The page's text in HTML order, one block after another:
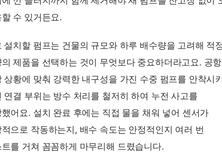
수 있거든요.
설치할 펌프는 건물의 규모와 하루 배수량을 고려해 적
제품을 선택하는 것이 무엇보다 중요하더라고요. 공
상황에 맞춰 강력한 내구성을 가진 수중 펌프를 안착시
연결 부위는 방수 처리를 철저히 하여 누전 사고를
어요. 설치 완료 후에는 직접 물을 채워 넣어 센서가
으로 작동하는지, 배수 속도는 안정적인지 여러 번
를 거쳐 꼼꼼하게 마무리해 드렸습니다.